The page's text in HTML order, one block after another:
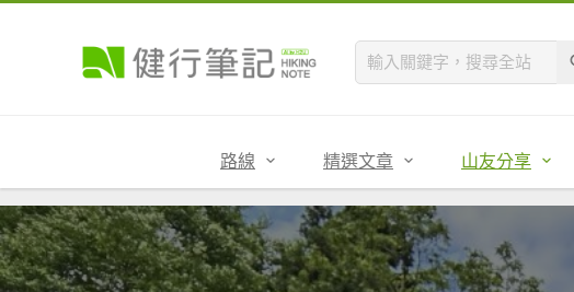
路線 精選文章 山友分享